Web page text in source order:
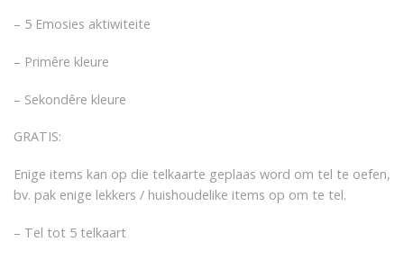
– 5 Emosies aktiwiteite
– Primêre kleure
– Sekondêre kleure
GRATIS:
Enige items kan op die telkaarte geplaas word om tel te oefen,
bv. pak enige lekkers / huishoudelike items op om te tel.
– Tel tot 5 telkaart